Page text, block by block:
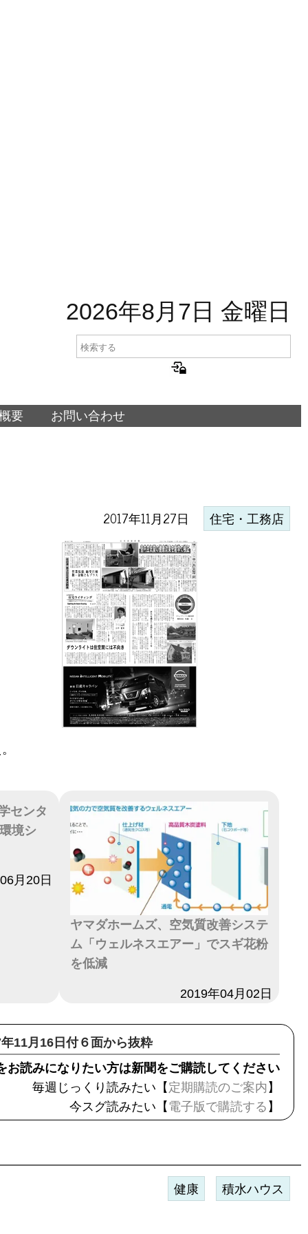
2026年8月7日 金曜日
要 お問い合わせ
2017年11月27日 住宅・工務店
センタ
境シ
月20日
ヤマダホームズ、空気質改善システ
ム「ウェルネスエアー」でスギ花粉
を低減
2019年04月02日
11月16日付６面から抜粋
お読みになりたい方は新聞をご購読してください
毎週じっくり読みたい【 定期購読のご案内 】
今スグ読みたい【 電子版で購読する 】
健康 積水ハウス